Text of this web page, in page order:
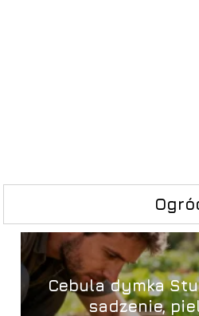
Cebula dymka
sadzenie,